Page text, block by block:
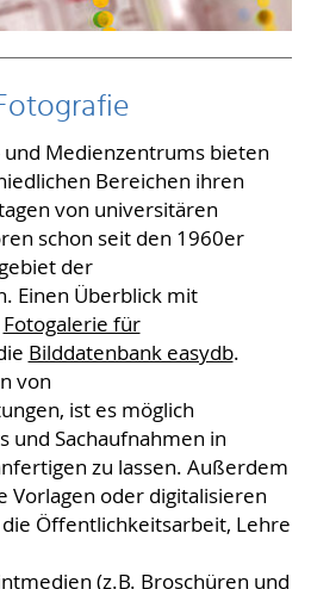
und Medienzentrums bieten
Bereichen ihren
von universitären
schon seit den 1960er
der
Einen Überblick mit
Fotogalerie für
Bilddatenbank easydb.
von
ist es möglich
und Sachaufnahmen in
zu lassen. Außerdem
Vorlagen oder digitalisieren
Öffentlichkeitsarbeit, Lehre
(z.B. Broschüren und